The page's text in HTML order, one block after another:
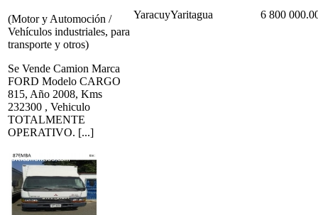
(Motor y Automoción /
Vehículos industriales, para
transporte y otros)
Se Vende Camion Marca
FORD Modelo CARGO
815, Año 2008, Kms
232300 , Vehiculo
TOTALMENTE
OPERATIVO. [...]
YaracuyYaritagua 6 800